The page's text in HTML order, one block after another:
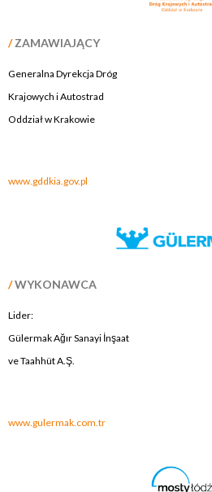
/ZAMAWIAJĄCY
Generalna Dyrekcja Dróg
Krajowych i Autostrad
Oddział w Krakowie
www.gddkia.gov.pl
/WYKONAWCA
Lider:
Gülermak Ağır Sanayi İnşaat
ve Taahhüt A.Ş.
www.gulermak.com.tr